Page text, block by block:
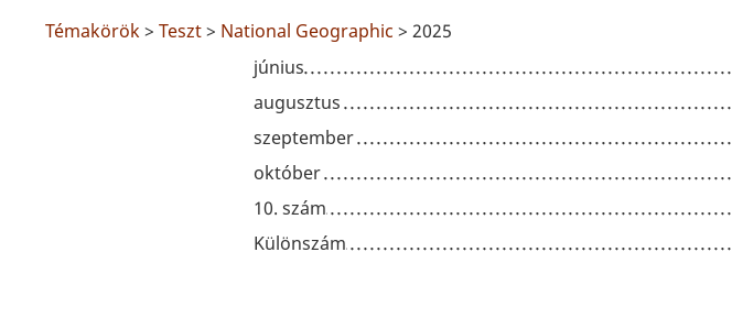
Témakörök> Teszt> National Geographic > 2025
június
augusztus
szeptember
október
10. szám
Különszám